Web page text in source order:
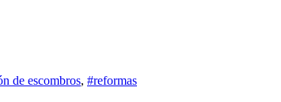
de escombros, #reformas